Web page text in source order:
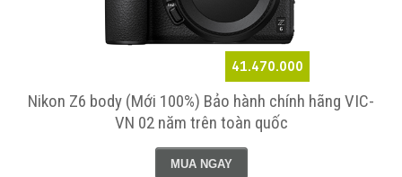
41.470.000
Nikon Z6 body (Mới 100%) Bảo hành chính hãng VIC-
VN 02 năm trên toàn quốc
MUA NGAY